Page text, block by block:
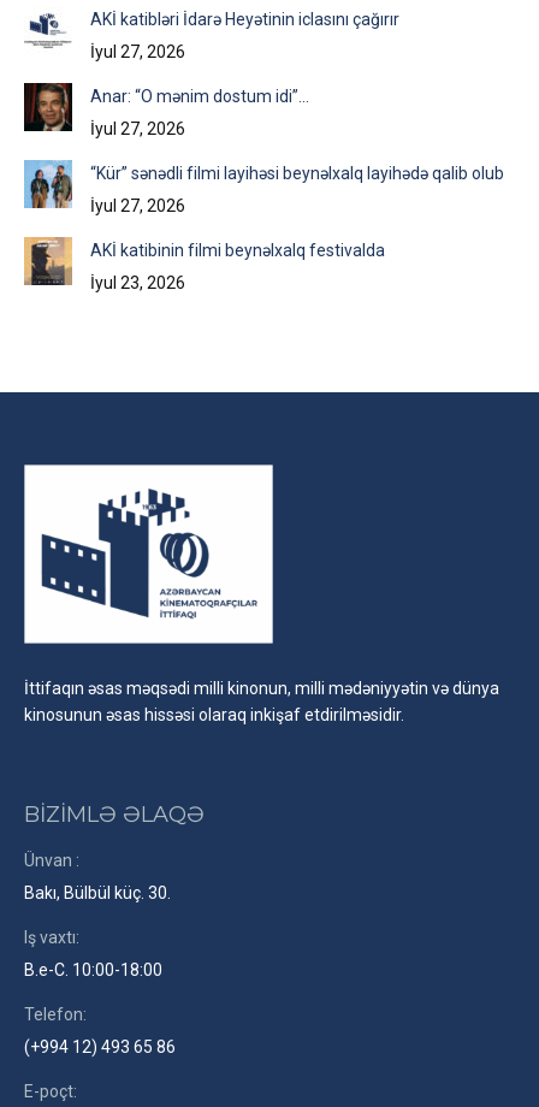
AKİ katibləri İdarə Heyətinin iclasını çağırır
İyul 27, 2026
Anar: “O mənim dostum idi”…
İyul 27, 2026
“Kür” sənədli filmi layihəsi beynəlxalq layihədə qalib olub
İyul 27, 2026
AKİ katibinin filmi beynəlxalq festivalda
İyul 23, 2026
İttifaqın əsas məqsədi milli kinonun, milli mədəniyyətin və dünya
kinosunun əsas hissəsi olaraq inkişaf etdirilməsidir.
BİZİMLƏ ƏLAQƏ
Ünvan :
Bakı, Bülbül küç. 30.
Iş vaxtı:
B.e-C. 10:00-18:00
Telefon:
(+994 12) 493 65 86
E-poçt: